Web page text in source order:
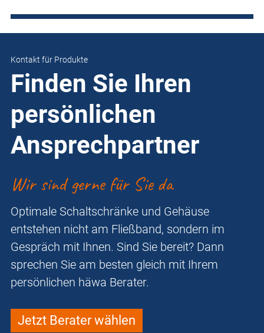
Kontakt für Produkte
Finden Sie Ihren
persönlichen
Ansprechpartner
Wir sind gerne für Sie da
Optimale Schaltschränke und Gehäuse
entstehen nicht am Fließband, sondern im
Gespräch mit Ihnen. Sind Sie bereit? Dann
sprechen Sie am besten gleich mit Ihrem
persönlichen häwa Berater.
Jetzt Berater wählen